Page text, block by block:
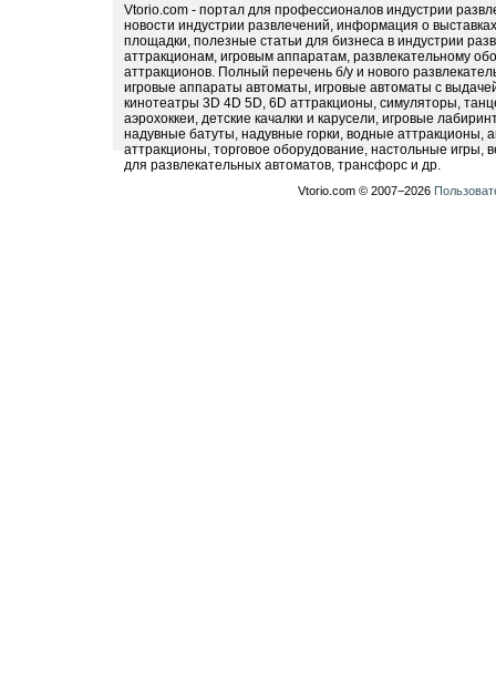
Vtorio.com - портал для профессионалов индустрии
новости индустрии развлечений, информация о
площадки, полезные статьи для бизнеса в индустрии
аттракционам, игровым аппаратам, развлекательному
аттракционов. Полный перечень б/у и нового
игровые аппараты автоматы, игровые автоматы с
кинотеатры 3D 4D 5D, 6D аттракционы, симуляторы,
аэрохоккеи, детские качалки и карусели, игровые
надувные батуты, надувные горки, водные
аттракционы, торговое оборудование, настольные игры,
для развлекательных автоматов, трансфорс и др.
Vtorio.com © 2007−2026